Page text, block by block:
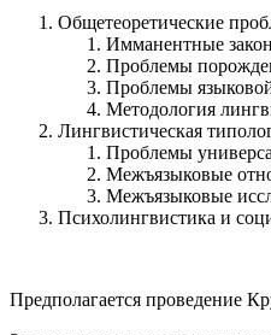
Общетеоретические
Имманентные
Проблемы
Проблемы
Методология
Лингвистическая
Проблемы
Межъязыковые
Межъязыковые
Психолингвистика и
Предполагается проведение